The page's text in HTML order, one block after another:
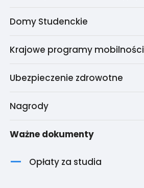
Domy Studenckie
Krajowe programy mobilności
Ubezpieczenie zdrowotne
Nagrody
Ważne dokumenty
Opłaty za studia